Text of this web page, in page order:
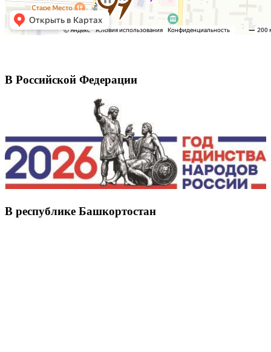
В Российской Федерации
В республике Башкортостан